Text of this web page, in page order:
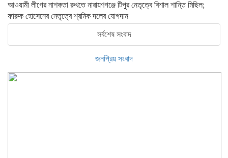
আওয়ামী লীগের নাশকতা রুখতে নারায়ণগঞ্জে টিপুর নেতৃত্বে বিশাল শান্তি মিছিল;
ফারুক হোসেনের নেতৃত্বে শ্রমিক দলের যোগদান
সর্বশেষ সংবাদ
জনপ্রিয় সংবাদ